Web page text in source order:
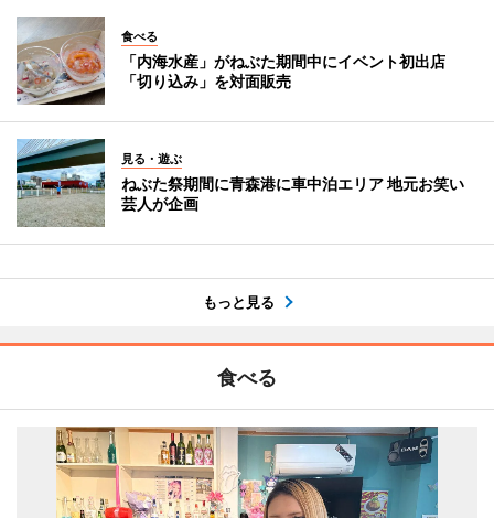
食べる
「内海水産」がねぶた期間中にイベント初出店
「切り込み」を対面販売
見る・遊ぶ
ねぶた祭期間に青森港に車中泊エリア 地元お笑い
芸人が企画
もっと見る
食べる